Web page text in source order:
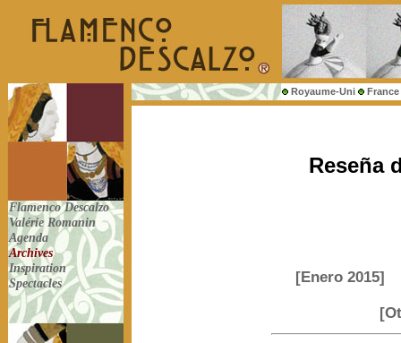
Royaume-Uni France
Flamenco Descalzo
Valérie Romanin
Agenda
Archives
Inspiration
Spectacles
Reseña
[Enero 2015]